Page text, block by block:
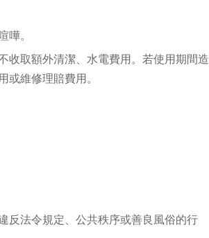
嘩。
收取額外清潔、水電費用。若使用期間造
或維修理賠費用。
反法令規定、公共秩序或善良風俗的行